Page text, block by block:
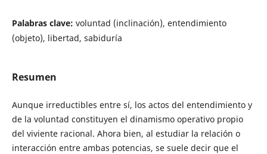
Palabras clave: voluntad (inclinación), entendimiento
(objeto), libertad, sabiduría
Resumen
Aunque irreductibles entre sí, los actos del entendimiento y
de la voluntad constituyen el dinamismo operativo propio
del viviente racional. Ahora bien, al estudiar la relación o
interacción entre ambas potencias, se suele decir que el